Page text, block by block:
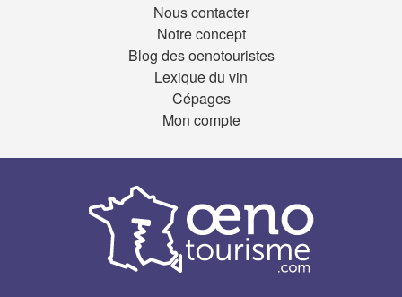
Nous contacter
Notre concept
Blog des oenotouristes
Lexique du vin
Cépages
Mon compte